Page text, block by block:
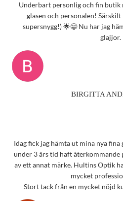
Underbart personlig och fin butik
glasen och personalen!
supersnygg!) 🌟😁 Nu har jag
glajjor.
BIRGITTA
Idag fick jag hämta ut mina nya
under 3 års tid haft återkommande
av ett annat märke. Hultins Optik
mycket
Stort tack från en mycket nöjd